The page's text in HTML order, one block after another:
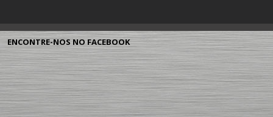
ENCONTRE-NOS NO FACEBOOK